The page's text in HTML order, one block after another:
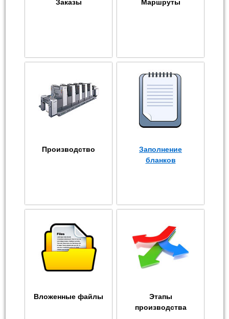
Заказы Маршруты
Производство
Заполнение
бланков
Вложенные файлы
Этапы
производства